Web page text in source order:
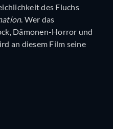
des Fluchs
. Wer das
Dämonen-Horror und
an diesem Film seine